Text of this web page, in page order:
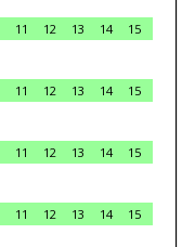
11 12 13 14
15
11 12 13 14
15
11 12 13 14
15
11 12 13 14
15